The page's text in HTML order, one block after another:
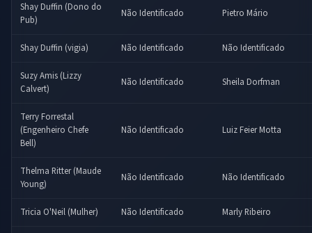
Shay Duffin (Dono do
Pub)
Não Identificado Pietro Mário
Shay Duffin (vigia) Não Identificado Não Identificado
Suzy Amis (Lizzy
Calvert)
Não Identificado Sheila Dorfman
Terry Forrestal
(Engenheiro Chefe
Bell)
Não Identificado Luiz Feier Motta
Thelma Ritter (Maude
Young)
Não Identificado Não Identificado
Tricia O'Neil (Mulher) Não Identificado Marly Ribeiro